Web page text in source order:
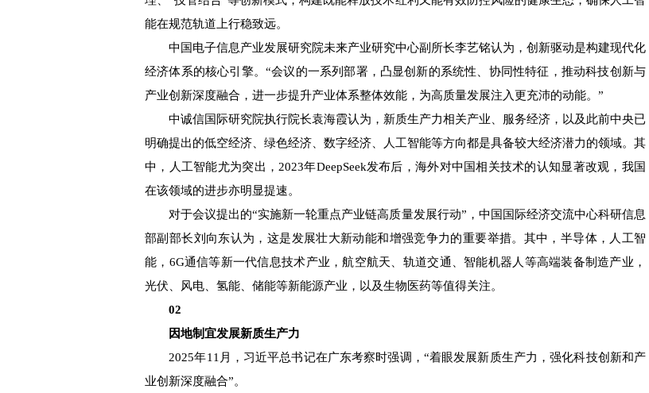
能在规范轨道上行稳致远。
中国电子信息产业发展研究院未来产业研究中心副所长李艺铭认为，创新驱动是构建现代化
经济体系的核心引擎。“会议的一系列部署，凸显创新的系统性、协同性特征，推动科技创新与
产业创新深度融合，进一步提升产业体系整体效能，为高质量发展注入更充沛的动能。”
中诚信国际研究院执行院长袁海霞认为，新质生产力相关产业、服务经济，以及此前中央已
明确提出的低空经济、绿色经济、数字经济、人工智能等方向都是具备较大经济潜力的领域。其
中，人工智能尤为突出，2023年DeepSeek发布后，海外对中国相关技术的认知显著改观，我国
在该领域的进步亦明显提速。
对于会议提出的“实施新一轮重点产业链高质量发展行动”，中国国际经济交流中心科研信息
部副部长刘向东认为，这是发展壮大新动能和增强竞争力的重要举措。其中，半导体，人工智
能，6G通信等新一代信息技术产业，航空航天、轨道交通、智能机器人等高端装备制造产业，
光伏、风电、氢能、储能等新能源产业，以及生物医药等值得关注。
02
因地制宜发展新质生产力
2025年11月，习近平总书记在广东考察时强调，“着眼发展新质生产力，强化科技创新和产
业创新深度融合”。